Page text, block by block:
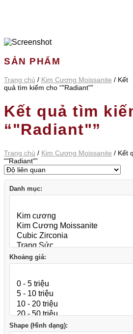
SẢN PHẨM
Trang chủ / Kim Cương Moissanite / Kết
quả tìm kiếm cho “"Radiant"”
Kết quả tìm
“"Radiant"”
Trang chủ / Kim Cương Moissanite / Kết
“"Radiant"”
Danh mục:
Khoảng giá:
Shape (Hình dạng):